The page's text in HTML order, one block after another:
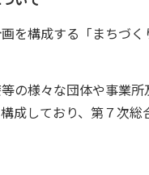
を構成する「まちづ
の様々な団体や事業
成しており、第７次